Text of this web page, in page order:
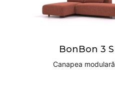
BonBon 3 S
Canapea modulară